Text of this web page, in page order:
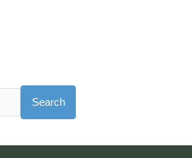
Search